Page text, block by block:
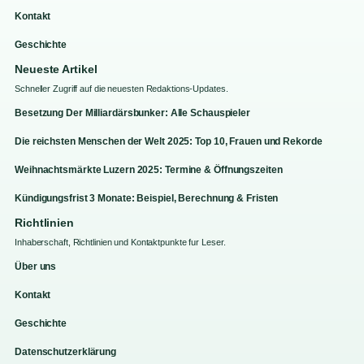
Kontakt
Geschichte
Neueste Artikel
Schneller Zugriff auf die neuesten Redaktions-Updates.
Besetzung Der Milliardärsbunker: Alle Schauspieler
Die reichsten Menschen der Welt 2025: Top 10, Frauen und Rekorde
Weihnachtsmärkte Luzern 2025: Termine & Öffnungszeiten
Kündigungsfrist 3 Monate: Beispiel, Berechnung & Fristen
Richtlinien
Inhaberschaft, Richtlinien und Kontaktpunkte fur Leser.
Über uns
Kontakt
Geschichte
Datenschutzerklärung